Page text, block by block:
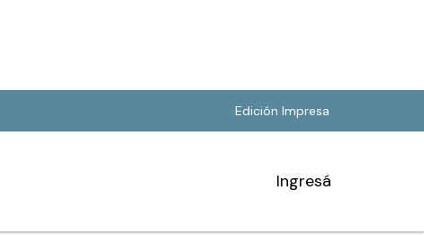
Edición Impresa
Ingresá